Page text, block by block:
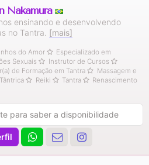
Nakamura
ensinando e desenvolvendo
no Tantra. [mais]
do Amor
Especializado em
Sexuais
Instrutor de Cursos
de Formação em Tantra
Massagem e
Reiki Tantra
Renascimento
para saber a disponibilidade